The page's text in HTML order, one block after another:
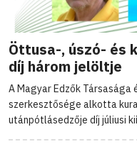
Öttusa-, úszó- és
díj három jelöltje
A Magyar Edzők Társasága
szerkesztősége alkotta
utánpótlásedzője díj júliusi